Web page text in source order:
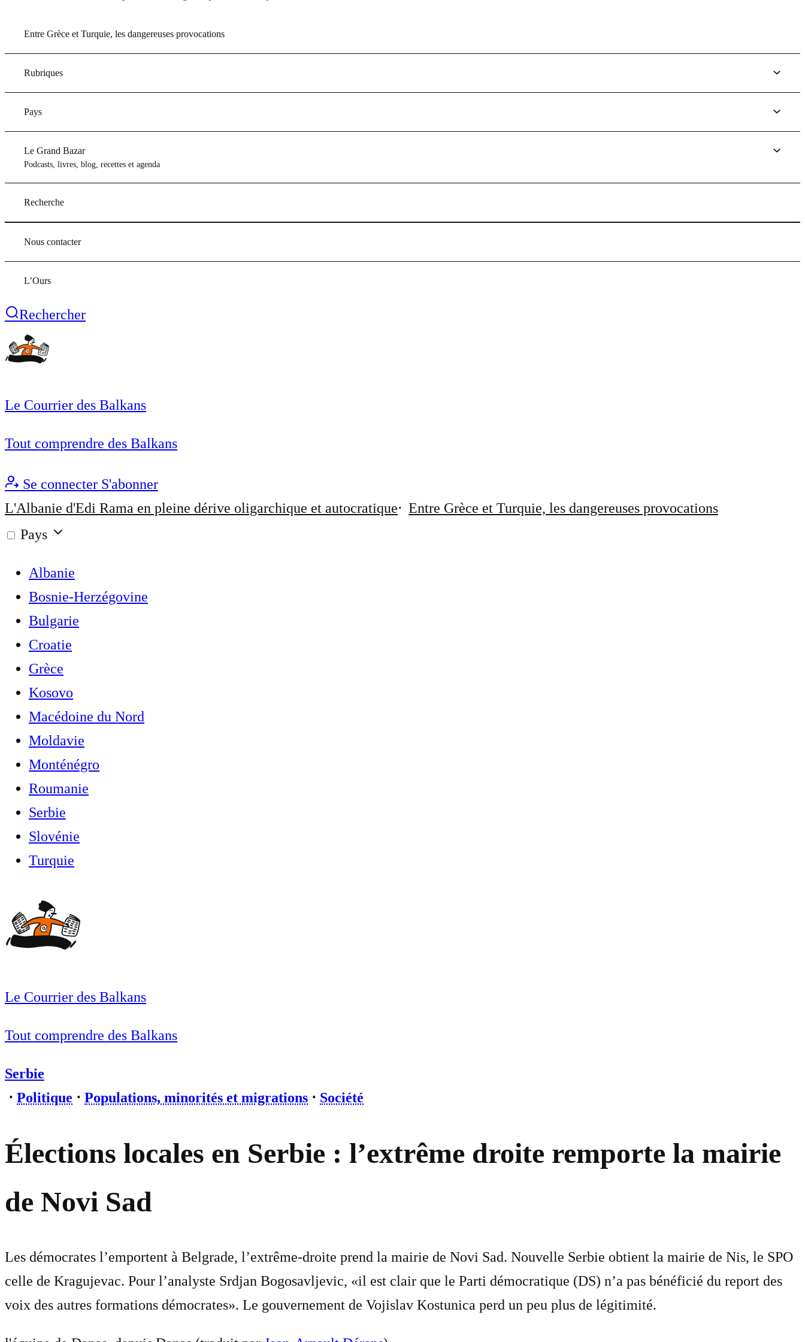
Entre Grèce et Turquie, les dangereuses provocations
Rubriques
Pays
Le Grand Bazar
Podcasts, livres, blog, recettes et agenda
Recherche
Nous contacter
L’Ours
Rechercher
Le Courrier des Balkans
Tout comprendre des Balkans
Se connecter S'abonner
L'Albanie d'Edi Rama en pleine dérive oligarchique et autocratique
Entre Grèce et Turquie, les dangereuses provocations
Pays
Albanie
Bosnie-Herzégovine
Bulgarie
Croatie
Grèce
Kosovo
Macédoine du Nord
Moldavie
Monténégro
Roumanie
Serbie
Slovénie
Turquie
Le Courrier des Balkans
Tout comprendre des Balkans
Serbie
⋅ Politique ⋅ Populations, minorités et migrations ⋅ Société
Élections locales en Serbie : l’extrême droite remporte la mairie
de Novi Sad
Les démocrates l’emportent à Belgrade, l’extrême-droite prend la mairie de Novi Sad. Nouvelle Serbie obtient la mairie de Nis, le SPO
celle de Kragujevac. Pour l’analyste Srdjan Bogosavljevic, «il est clair que le Parti démocratique (DS) n’a pas bénéficié du report des
voix des autres formations démocrates». Le gouvernement de Vojislav Kostunica perd un peu plus de légitimité.